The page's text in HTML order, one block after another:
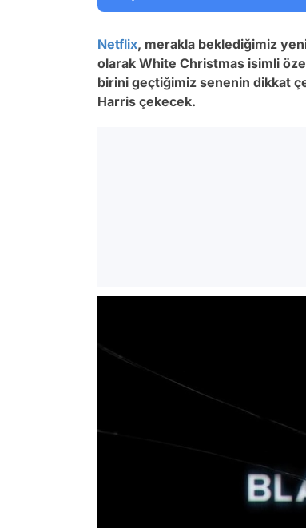
Netflix, merakla beklediğimiz
olarak White Christmas isimli
birini geçtiğimiz senenin dikkat
Harris çekecek.